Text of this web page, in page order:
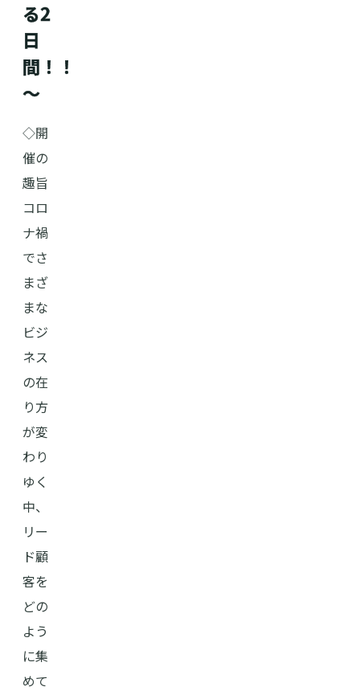
る2
日
間！！
～
◇開
催の
趣旨
コロ
ナ禍
でさ
まざ
まな
ビジ
ネス
の在
り方
が変
わり
ゆく
中、
リー
ド顧
客を
どの
よう
に集
めて